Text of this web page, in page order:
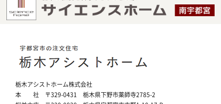
栃木アシストホーム株式会社
本 社 〒329-0431 栃木県下野市薬師寺2785-2